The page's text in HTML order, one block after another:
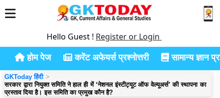
Hello Guest ! Register or Login
होम पेज करेंट अफेयर्स प्रश्नोत्तरी सामान्य ज्ञान
GKToday हिंदी
सरकार द्वारा नियुक्त समिति ने हाल ही में ‘नेशनल इंस्टीट्यूट ऑफ वेल्यूअर्स’ की स्थापना का
प्रस्ताव दिया है। इस समिति का प्रमुख कौन है?